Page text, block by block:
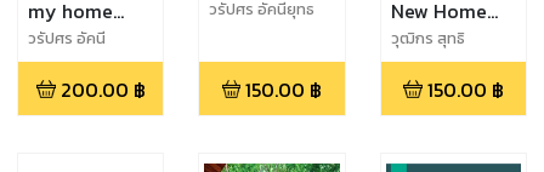
my home
myself
วรัปศร อัคนี
ยุทธ,ปัญชัช ชั่ง
จันทร์200.00 ฿
วรัปศร อัคนียุทธ
150.00 ฿
New Home
เก็บบ้านเก่า
ปรับบ้านใหม่
(งานบ้านและ
ปี 62)
วุฒิกร สุทธิ
อาภา,วรัปศร อัคนี
ยุทธ 150.00 ฿